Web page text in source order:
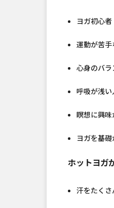
ヨガ初心者
運動が苦手
心身のバ
呼吸が浅い
瞑想に興
ヨガを基
ホットヨガ
汗をたく